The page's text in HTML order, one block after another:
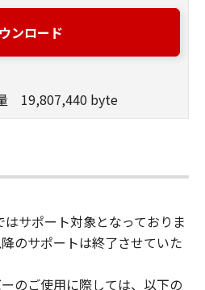
指定機器」と言いま
ソフトウェア」を使用
こと、もしくは実行する
様に対して許諾します。
機器」にネットワークを
ピューター上で、かかる
とができますが、かかる
者に本契約書上の義務お
とともに、その履行に関
条件とします。
ンロード
19,807,440 byte
サポート対象となっておりま
のサポートは終了させていた
のご使用に際しては、以下の